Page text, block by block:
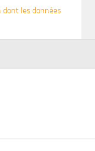
dont les données